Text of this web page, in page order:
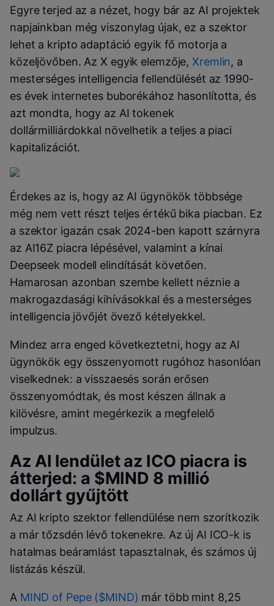
Egyre terjed az a nézet, hogy bár az AI projektek
napjainkban még viszonylag újak, ez a szektor
lehet a kripto adaptáció egyik fő motorja a
közeljövőben. Az X egyik elemzője, Xremlin, a
mesterséges intelligencia fellendülését az 1990-
es évek internetes buborékához hasonlította, és
azt mondta, hogy az AI tokenek
dollármilliárdokkal növelhetik a teljes a piaci
kapitalizációt.
Érdekes az is, hogy az AI ügynökök többsége
még nem vett részt teljes értékű bika piacban. Ez
a szektor igazán csak 2024-ben kapott szárnyra
az AI16Z piacra lépésével, valamint a kínai
Deepseek modell elindítását követően.
Hamarosan azonban szembe kellett néznie a
makrogazdasági kihívásokkal és a mesterséges
intelligencia jövőjét övező kételyekkel.
Mindez arra enged következtetni, hogy az AI
ügynökök egy összenyomott rugóhoz hasonlóan
viselkednek: a visszaesés során erősen
összenyomódtak, és most készen állnak a
kilövésre, amint megérkezik a megfelelő
impulzus.
Az AI lendület az ICO piacra is
átterjed: a $MIND 8 millió
dollárt gyűjtött
Az AI kripto szektor fellendülése nem szorítkozik
a már tőzsdén lévő tokenekre. Az új AI ICO-k is
hatalmas beáramlást tapasztalnak, és számos új
listázás készül.
A MIND of Pepe ($MIND) már több mint 8,25